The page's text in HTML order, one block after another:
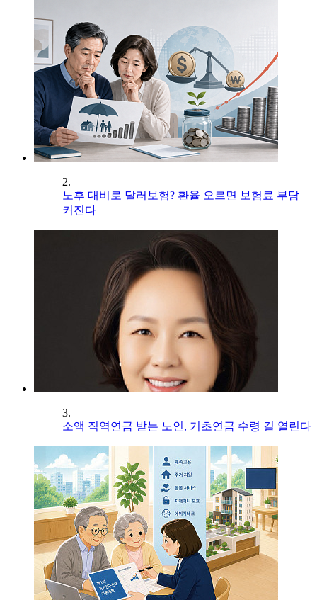
2.
노후 대비로 달러보험? 환율 오르면 보험료 부담
커진다
3.
소액 직역연금 받는 노인, 기초연금 수령 길 열린다